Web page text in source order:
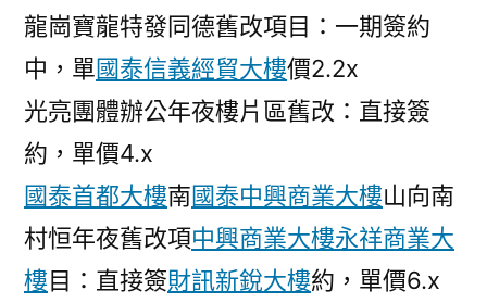
龍崗寶龍特發同德舊改項目：一期簽約
中，單國泰信義經貿大樓價2.2x
光亮團體辦公年夜樓片區舊改：直接簽
約，單價4.x
國泰首都大樓南國泰中興商業大樓山向南
村恒年夜舊改項中興商業大樓永祥商業大
樓目：直接簽財訊新銳大樓約，單價6.x